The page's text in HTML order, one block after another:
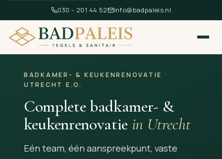
030 - 201 44 52 info@badpaleis.nl
BADKAMER- & KEUKENRENOVATIE ·
UTRECHT E.O.
Complete badkamer- &
keukenrenovatie in Utrecht
Eén team, één aanspreekpunt, vaste